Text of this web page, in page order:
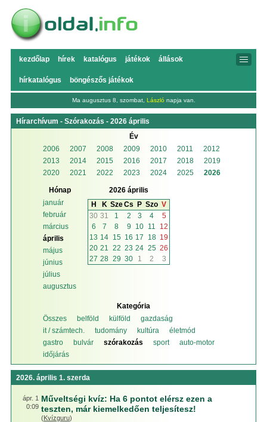
kezdőlap hírek katalógus játékok állások
hírkatalógus böngészős játékok
Ma augusztus 8, szombat, László napja van.
Hírarchívum - Szórakozás - 2026 április
Év
2006
2007 2008 2009 2010 2011
2012
2013
2014 2015 2016 2017 2018
2019
2020
2021 2022 2023 2024 2025 2026
Hónap
január
február
március
április
május
június
július
augusztus
2026 április
H
K SzeCs P Szo V
30 31 1 2 3 4
5
6
7 8 9 10 11
12
13 14 15 16 17 18 19
20 21 22 23 24 25 26
27 28 29 30 1 2 3
Kategória
Összes
belföld külföld
gazdaság
it / számtech.
tudomány kultúra
életmód
gastro
bulvár szórakozás sport
auto-motor
időjárás
2026. április 1. szerda
ápr. 1
0:09
Műveltségi kvíz: Ha 6 pontot elérsz ezen a
teszten, már kiemelkedően teljesítesz!
(Kvízguru)